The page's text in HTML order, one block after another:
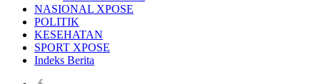
NASIONAL XPOSE
POLITIK
KESEHATAN
SPORT XPOSE
Indeks Berita